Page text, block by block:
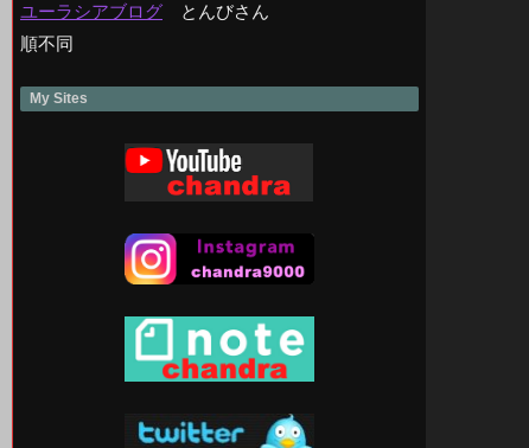
ユーラシアブログ とんびさん
順不同
My Sites